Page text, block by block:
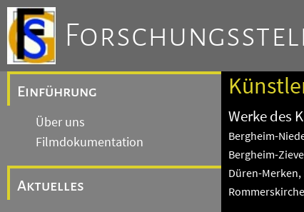
Einführung
Über uns
Filmdokumentation
Aktuelles
Werke des
Bergheim-
Bergheim-
Düren-Merken,